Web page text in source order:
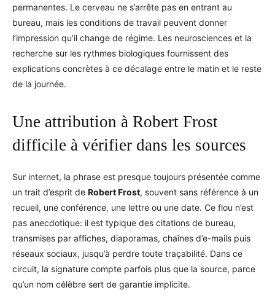
permanentes. Le cerveau ne s’arrête pas en entrant au
bureau, mais les conditions de travail peuvent donner
l’impression qu’il change de régime. Les neurosciences et la
recherche sur les rythmes biologiques fournissent des
explications concrètes à ce décalage entre le matin et le reste
de la journée.
Une attribution à Robert Frost
difficile à vérifier dans les sources
Sur internet, la phrase est presque toujours présentée comme
un trait d’esprit de Robert Frost, souvent sans référence à un
recueil, une conférence, une lettre ou une date. Ce flou n’est
pas anecdotique: il est typique des citations de bureau,
transmises par affiches, diaporamas, chaînes d’e-mails puis
réseaux sociaux, jusqu’à perdre toute traçabilité. Dans ce
circuit, la signature compte parfois plus que la source, parce
qu’un nom célèbre sert de garantie implicite.